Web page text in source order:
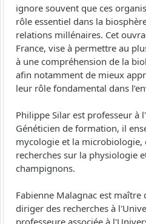
ignore souvent que ces
rôle essentiel dans la
relations millénaires. Cet
France, vise à permettre au
à une compréhension de la
afin notamment de mieux
leur rôle fondamental dans
Philippe Silar est professeur à
Généticien de formation, il
mycologie et la
recherches sur la physiologie
champignons.
Fabienne Malagnac est maître
diriger des recherches à